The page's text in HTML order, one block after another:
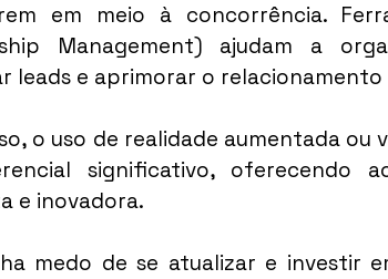
em meio à concorrência.
Management) ajudam a
leads e aprimorar o relacionamento
o uso de realidade aumentada ou
significativo, oferecendo
e inovadora.
medo de se atualizar e investir